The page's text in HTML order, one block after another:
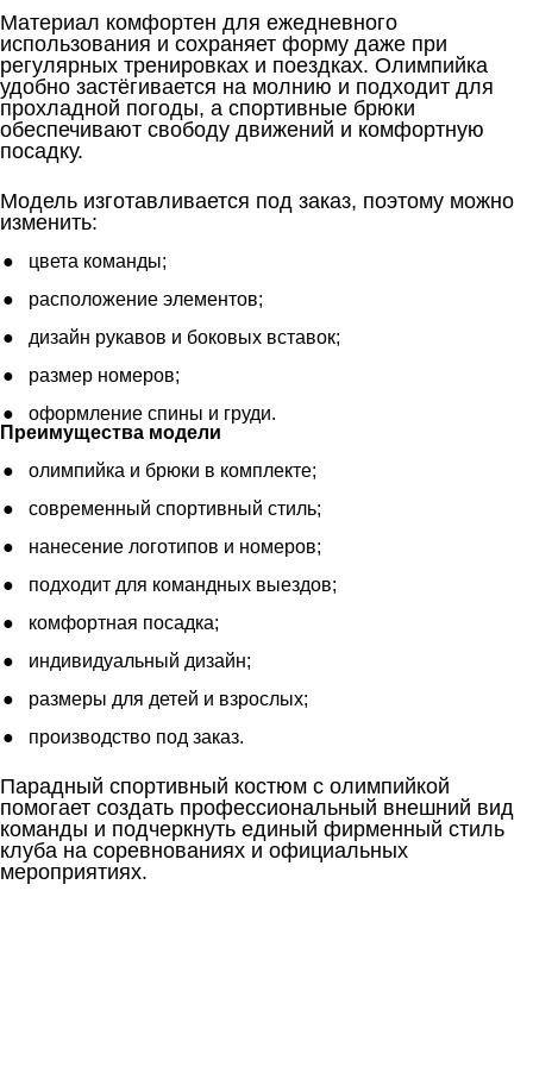
Материал комфортен для ежедневного
использования и сохраняет форму даже при
регулярных тренировках и поездках. Олимпийка
удобно застёгивается на молнию и подходит для
прохладной погоды, а спортивные брюки
обеспечивают свободу движений и комфортную
посадку.
Модель изготавливается под заказ, поэтому можно
изменить:
цвета команды;
расположение элементов;
дизайн рукавов и боковых вставок;
размер номеров;
оформление спины и груди.
Преимущества модели
олимпийка и брюки в комплекте;
современный спортивный стиль;
нанесение логотипов и номеров;
подходит для командных выездов;
комфортная посадка;
индивидуальный дизайн;
размеры для детей и взрослых;
производство под заказ.
Парадный спортивный костюм с олимпийкой
помогает создать профессиональный внешний вид
команды и подчеркнуть единый фирменный стиль
клуба на соревнованиях и официальных
мероприятиях.